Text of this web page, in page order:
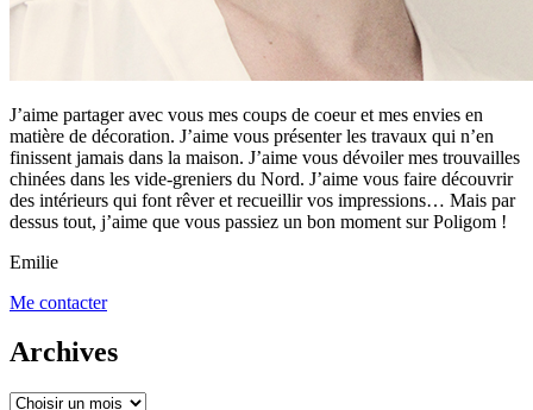
J’aime partager avec vous mes coups de coeur et mes envies en
matière de décoration. J’aime vous présenter les travaux qui n’en
finissent jamais dans la maison. J’aime vous dévoiler mes trouvailles
chinées dans les vide-greniers du Nord. J’aime vous faire découvrir
des intérieurs qui font rêver et recueillir vos impressions… Mais par
dessus tout, j’aime que vous passiez un bon moment sur Poligom !
Emilie
Me contacter
Archives